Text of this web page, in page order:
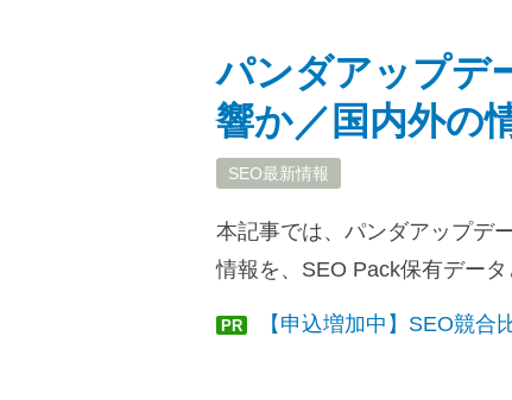
パンダアップデ
響か／国内外の
SEO最新情報
本記事では、パンダアップデ
情報を、SEO Pack保有デー
PR 【申込増加中】SEO競合